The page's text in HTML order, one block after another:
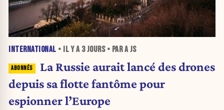
INTERNATIONAL • IL Y A 3 JOURS• PAR A JS
La Russie aurait lancé des drones
depuis sa flotte fantôme pour
espionner l’Europe